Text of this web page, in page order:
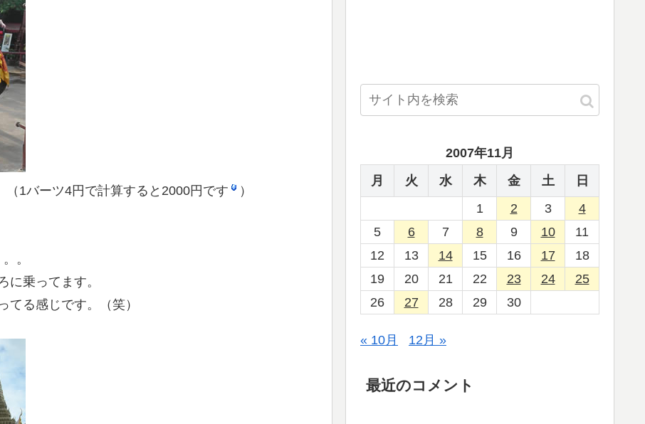
1バーツ4円で計算すると2000円です ）
。
に乗ってます。
てる感じです。（笑）
2007年11月
月
火 水 木 金 土
日
1
2 3
4
5
6 7 8 9 10
11
12
13 14 15 16 17
18
19
20 21 22 23 24
25
26
27 28 29 30
« 10月 12月 »
最近のコメント